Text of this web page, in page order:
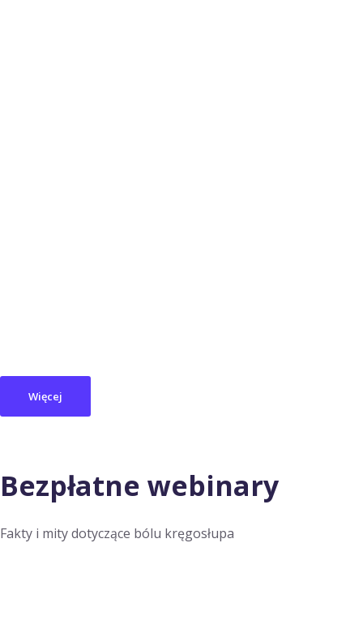
Więcej
Bezpłatne webinary
Fakty i mity dotyczące bólu kręgosłupa